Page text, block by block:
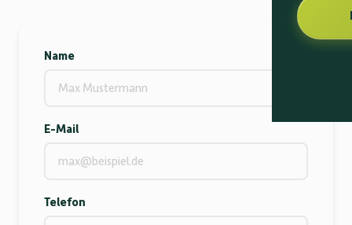
Name
E-Mail
Telefon